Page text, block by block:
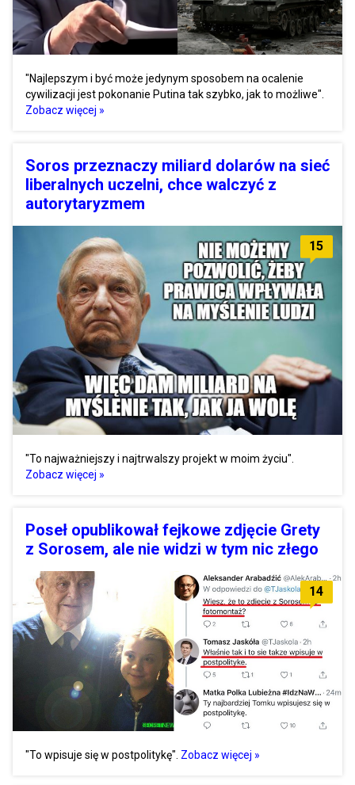
"Najlepszym i być może jedynym sposobem na ocalenie
cywilizacji jest pokonanie Putina tak szybko, jak to możliwe".
Zobacz więcej »
Soros przeznaczy miliard dolarów na sieć
liberalnych uczelni, chce walczyć z
autorytaryzmem
15
"To najważniejszy i najtrwalszy projekt w moim życiu".
Zobacz więcej »
Poseł opublikował fejkowe zdjęcie Grety
z Sorosem, ale nie widzi w tym nic złego
14
"To wpisuje się w postpolitykę". Zobacz więcej »